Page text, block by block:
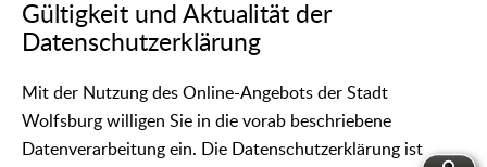
Gültigkeit und Aktualität der
Datenschutzerklärung
Mit der Nutzung des Online-Angebots der Stadt
Wolfsburg willigen Sie in die vorab beschriebene
Datenverarbeitung ein. Die Datenschutzerklärung ist